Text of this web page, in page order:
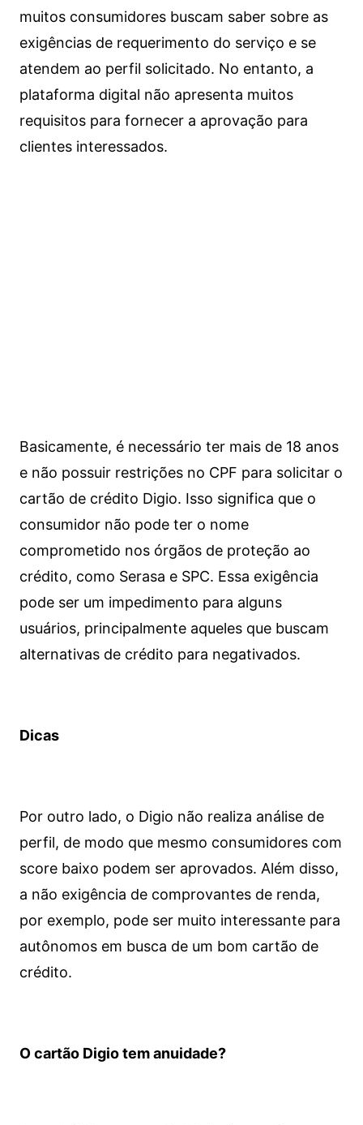
muitos consumidores buscam saber sobre as
exigências de requerimento do serviço e se
atendem ao perfil solicitado. No entanto, a
plataforma digital não apresenta muitos
requisitos para fornecer a aprovação para
clientes interessados.
Basicamente, é necessário ter mais de 18 anos
e não possuir restrições no CPF para solicitar o
cartão de crédito Digio. Isso significa que o
consumidor não pode ter o nome
comprometido nos órgãos de proteção ao
crédito, como Serasa e SPC. Essa exigência
pode ser um impedimento para alguns
usuários, principalmente aqueles que buscam
alternativas de crédito para negativados.
Dicas
Por outro lado, o Digio não realiza análise de
perfil, de modo que mesmo consumidores com
score baixo podem ser aprovados. Além disso,
a não exigência de comprovantes de renda,
por exemplo, pode ser muito interessante para
autônomos em busca de um bom cartão de
crédito.
O cartão Digio tem anuidade?